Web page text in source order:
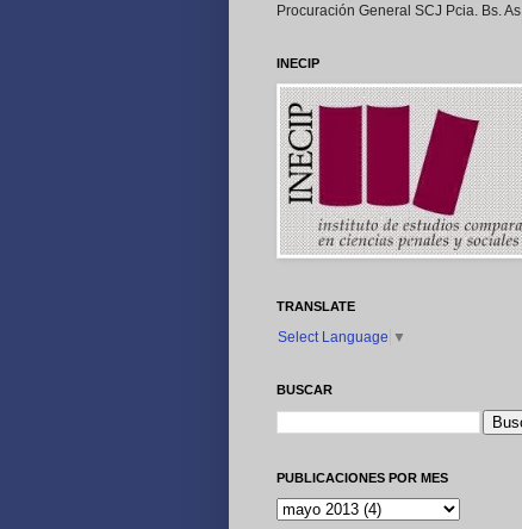
Procuración General SCJ Pcia. Bs. As.
INECIP
TRANSLATE
Select Language ▼
BUSCAR
PUBLICACIONES POR MES